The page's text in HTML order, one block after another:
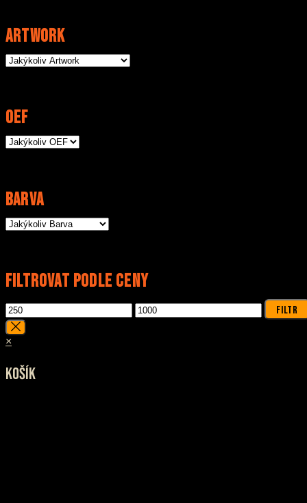
Artwork
OEF
Barva
Filtrovat Podle Ceny
Minimální
cena
Maximální
cena
FILTR
×
Košík